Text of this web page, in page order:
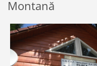
Montană